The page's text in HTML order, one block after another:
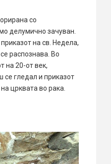
со
делумично зачуван.
на св. Недела,
распознава. Во
на 20-от век,
се гледал и приказот
црквата во рака.